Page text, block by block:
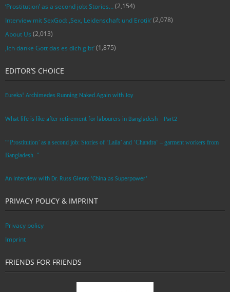
‘Prostitution’ as a second job: Stories…(2,154)
Interview mit SexGod: ‚Sex, Leidenschaft und Erotik‘(2,078)
About Us (2,013)
‚Ich danke Gott das es dich gibt‘(1,875)
EDITOR’S CHOICE
Eureka! Archimedes Running Naked Again with Joy
What life is like after retirement for labourers in Bangladesh – Part2
“’Prostitution’ as a second job: Stories of ‘Laila’ and ‘Chandra‘ – garment workers from
Bangladesh. ”
An Interview with Dr. Russ Glenn: ‘China as Superpower’
PRIVACY POLICY & IMPRINT
Privacy policy
Imprint
FRIENDS FOR FRIENDS